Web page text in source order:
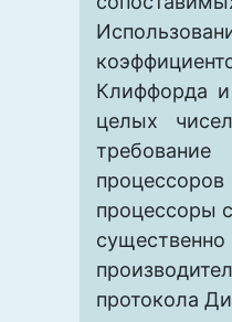
Клиффорда и
целых
процессоры
протокола